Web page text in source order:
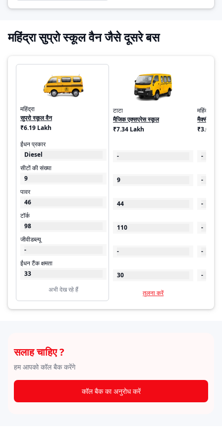
महिंद्रा सुप्रो स्कूल वैन जैसे दूसरे बस
महिंद्रा
सुप्रो स्कूल वैन
₹6.19 Lakh
ईंधन प्रकार
Diesel
सीटों की संख्या
9
पावर
46
टॉर्क
98
जीवीडब्ल्यू
-
ईंधन टैंक क्षमता
33
अभी देख रहे हैं
टाटा
मैजिक एक्सप्रेस स्कूल
₹7.34 Lakh
-
9
44
110
-
30
तुलना करें
महिंद्रा
मैक्सीमो
₹3.09
-
-
-
-
-
-
सलाह चाहिए ?
हम आपको कॉल बैक करेंगे
कॉल बैक का अनुरोध करें